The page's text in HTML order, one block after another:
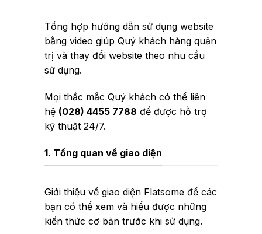
Tổng hợp hướng dẫn sử dụng website
bằng video giúp Quý khách hàng quản
trị và thay đổi website theo nhu cầu
sử dụng.
Mọi thắc mắc Quý khách có thể liên
hệ (028) 4455 7788 để được hỗ trợ
kỹ thuật 24/7.
1. Tổng quan về giao diện
Giới thiệu về giao diện Flatsome để các
bạn có thể xem và hiểu được những
kiến thức cơ bản trước khi sử dụng.